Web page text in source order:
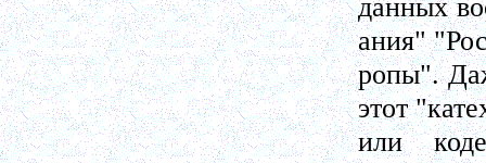
данных
ания"
ропы".
этот
или